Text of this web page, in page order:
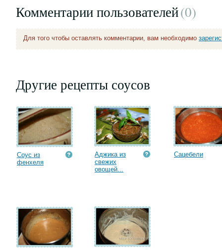
Комментарии пользователей(0)
Для того чтобы оставлять комментарии, вам необходимо
Другие рецепты соусов
Соус из
фенхеля
Аджика из
свежих
овощей...
Сацебели